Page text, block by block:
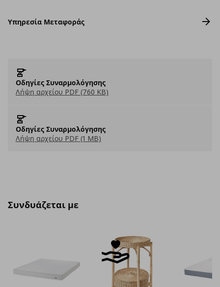
Υπηρεσία Μεταφοράς
Οδηγίες Συναρμολόγησης
Λήψη αρχείου PDF (760 KB)
Οδηγίες Συναρμολόγησης
Λήψη αρχείου PDF (1 MB)
Συνδυάζεται με